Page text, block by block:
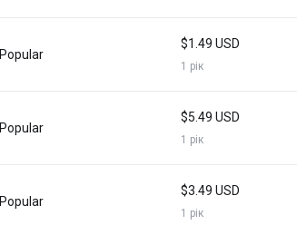
Popular
$1.49 USD
1 рік
Popular
$5.49 USD
1 рік
Popular
$3.49 USD
1 рік